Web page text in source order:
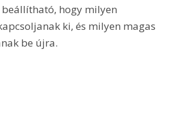
hogy milyen
ki, és milyen magas
be újra.